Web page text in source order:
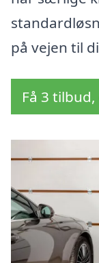
på vejen til
Få 3